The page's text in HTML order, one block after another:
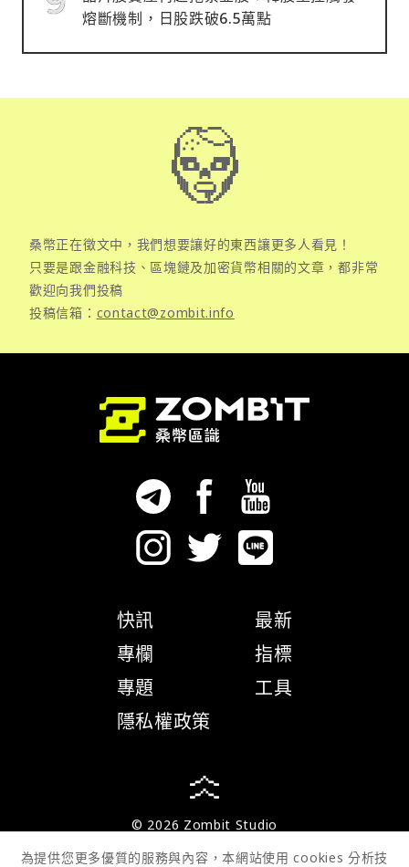
熔斷機制，日股跌破6.5萬點
桑幣正在徵文中，我們想要讓好的東西讓更多人看見！
只要是跟金融科技、區塊鏈及加密貨幣相關的文章，都非常
歡迎向我們投稿
投稿信箱： contact@zombit.info
快訊
專欄
專題
隱私權政策
最新
指標
工具
© 2026 Zombit Studio
為提供您更多優質的服務與內容，本網站使用 cookies 分析技